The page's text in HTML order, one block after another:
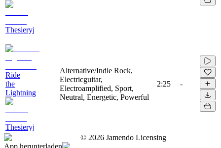
Thesieryj
Ride
the
Lightning
Thesieryj
Alternative/Indie Rock,
Electricguitar,
Electroamplified, Sport,
Neutral, Energetic, Powerful
2:25 -
© 2026 Jamendo Licensing
App herunterladen